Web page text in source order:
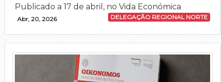
Publicado a 17 de abril, no Vida Económica
Abr, 20, 2026 DELEGAÇÃO REGIONAL NORTE